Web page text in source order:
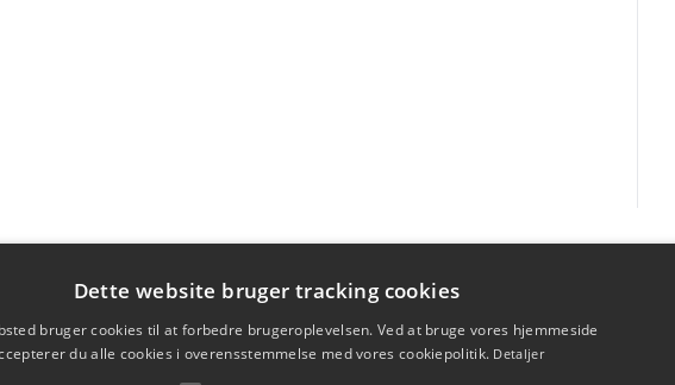
Dette website bruger tracking cookies
bruger cookies til at forbedre brugeroplevelsen. Ved at bruge vores hjemmeside
du alle cookies i overensstemmelse med vores cookiepolitik. Detaljer